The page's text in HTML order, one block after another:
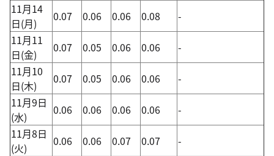
11月14
日(月)
0.07 0.06 0.06 0.08
-
11月11
日(金)
0.07 0.05 0.06 0.06
-
11月10
日(木)
0.07 0.05 0.06 0.06
-
11月9日
(水)
0.06 0.06 0.06 0.06
-
11月8日
(火)
0.06 0.06 0.07 0.07
-